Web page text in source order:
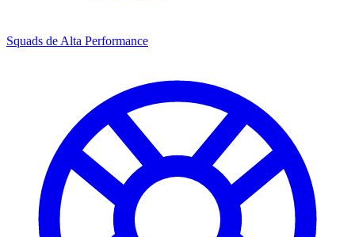
Squads de Alta Performance